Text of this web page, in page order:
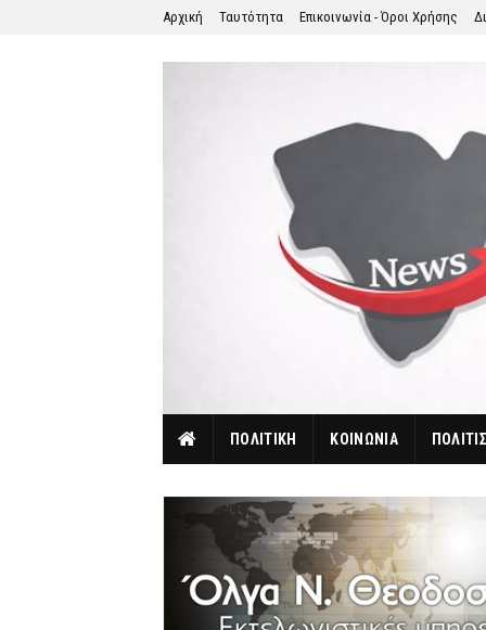
Αρχική Ταυτότητα Επικοινωνία - Όροι Χρήσης
ΠΟΛΙΤΙΚΗ ΚΟΙΝΩΝΙΑ